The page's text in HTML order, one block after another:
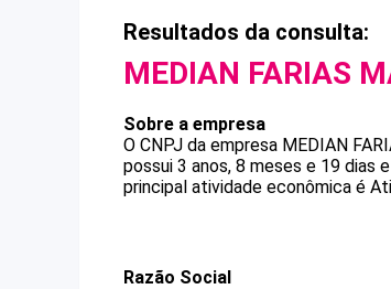
Resultados da consulta:
MEDIAN FARIAS
Sobre a empresa
O CNPJ da empresa MEDIAN
possui 3 anos, 8 meses e 19 dias
principal atividade econômica é
Razão Social